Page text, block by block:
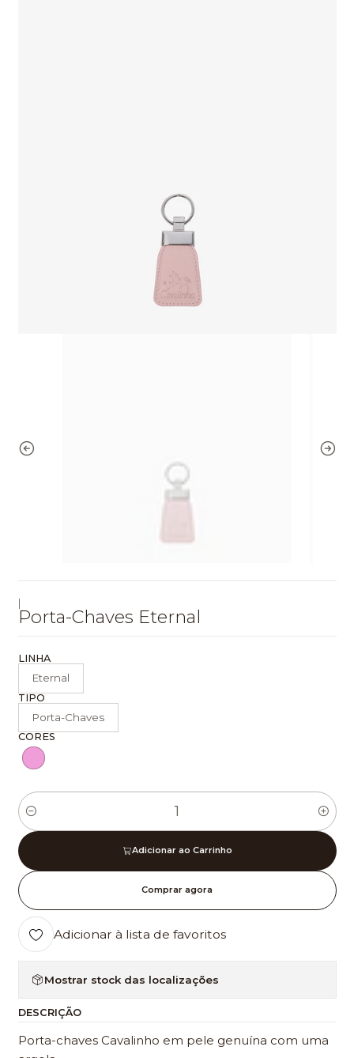
Porta-Chaves Eternal
LINHA
Eternal
TIPO
Porta-Chaves
CORES
Quantidade
Adicionar ao Carrinho
Comprar agora
Adicionar à lista de favoritos
Mostrar stock das localizações
DESCRIÇÃO
Porta-chaves Cavalinho em pele genuína com uma